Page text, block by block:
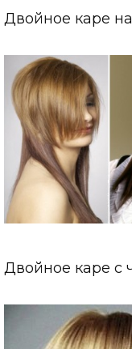
Двойное каре
Двойное каре с